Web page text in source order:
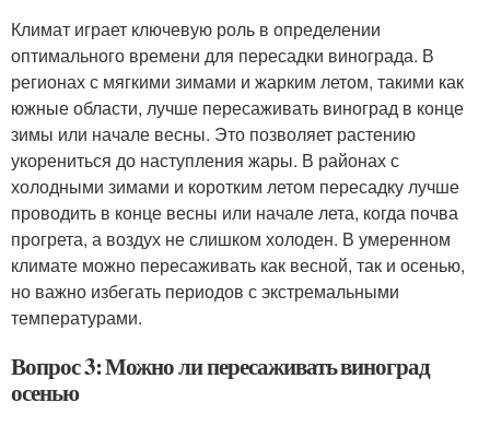
Климат играет ключевую роль в определении
оптимального времени для пересадки винограда. В
регионах с мягкими зимами и жарким летом, такими как
южные области, лучше пересаживать виноград в конце
зимы или начале весны. Это позволяет растению
укорениться до наступления жары. В районах с
холодными зимами и коротким летом пересадку лучше
проводить в конце весны или начале лета, когда почва
прогрета, а воздух не слишком холоден. В умеренном
климате можно пересаживать как весной, так и осенью,
но важно избегать периодов с экстремальными
температурами.
Вопрос 3: Можно ли пересаживать виноград
осенью